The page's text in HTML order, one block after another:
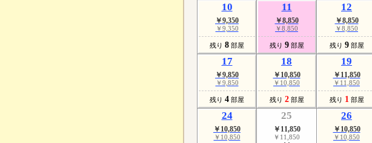
10
￥9,350
￥9,350
残り 8 部屋
11
￥8,850
￥8,850
残り 9 部屋
12
￥8,850
￥8,850
残り 9 部屋
17
￥9,850
￥9,850
残り 4 部屋
18
￥10,850
￥10,850
残り 2 部屋
19
￥11,850
￥11,850
残り 1 部屋
24
￥10,850
￥10,850
25
￥11,850
￥11,850
26
￥10,850
￥10,850